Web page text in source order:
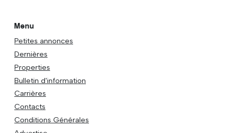
Menu
Petites annonces
Dernières
Properties
Bulletin d'information
Carrières
Contacts
Conditions Générales